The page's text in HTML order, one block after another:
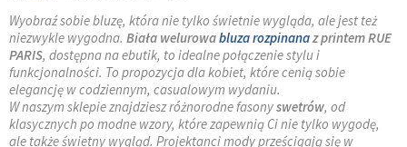
Wyobraź sobie bluzę, która nie tylko świetnie wygląda, ale jest też
niezwykle wygodna. Biała welurowabluza rozpinanaz printem RUE
PARIS, dostępna na ebutik, to idealne połączenie stylu i
funkcjonalności. To propozycja dla kobiet, które cenią sobie
elegancję w codziennym, casualowym wydaniu.
W naszym sklepie znajdziesz różnorodne fasonyswetrów, od
klasycznych po modne wzory, które zapewnią Ci nie tylko wygodę,
ale także świetny wygląd. Projektanci mody prześcigają się w